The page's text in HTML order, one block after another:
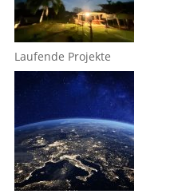
Laufende Projekte